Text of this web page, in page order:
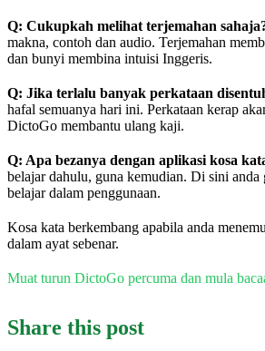
Q: Cukupkah melihat terjemahan
makna, contoh dan audio. Terjemahan
dan bunyi membina intuisi Inggeris.
Q: Jika terlalu banyak perkataan
hafal semuanya hari ini. Perkataan kerap
DictoGo membantu ulang kaji.
Q: Apa bezanya dengan aplikasi kosa
belajar dahulu, guna kemudian. Di sini anda
belajar dalam penggunaan.
Kosa kata berkembang apabila anda
dalam ayat sebenar.
Muat turun DictoGo percuma dan mula
Share this post